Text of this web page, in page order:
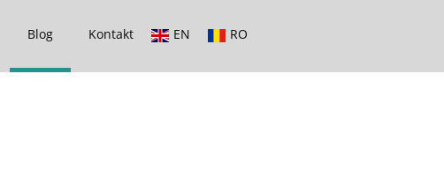
Blog Kontakt EN RO